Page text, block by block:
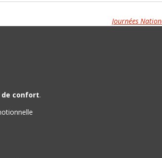
Journées
de confort.